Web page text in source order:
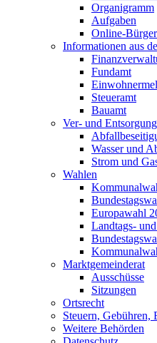
Organigramm
Aufgaben
Online-
Informationen aus
Fundamt
Steueramt
Bauamt
Ver- und Entsorgung
Wasser und
Strom und
Wahlen
Europawahl
Landtags-
Marktgemeinderat
Ausschüsse
Sitzungen
Ortsrecht
Steuern, Gebühren,
Weitere Behörden